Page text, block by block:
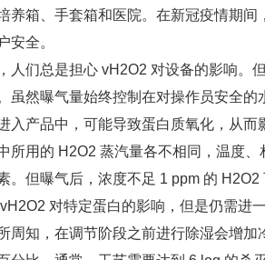
养箱、手套箱和医院。在新冠疫情期
安全。
们总是担心 vH2O2 对设备的影响。
虽然曝气量始终控制在对操作员安全
入产品中，可能导致蛋白质氧化，从而
用的 H2O2 蒸汽量各不相同，温度、
。但曝气后，浓度不足 1 ppm 的
对特定蛋白的影响，但是仍需进
知，在调节阶段之前进行除湿会增加